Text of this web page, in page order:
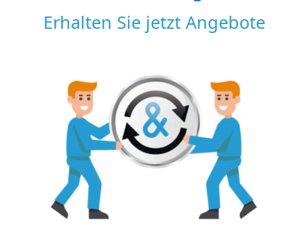
Erhalten Sie jetzt Angebote